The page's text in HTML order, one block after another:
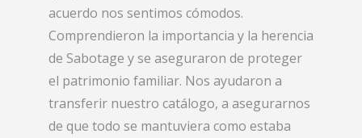
acuerdo nos sentimos cómodos.
Comprendieron la importancia y la herencia
de Sabotage y se aseguraron de proteger
el patrimonio familiar. Nos ayudaron a
transferir nuestro catálogo, a asegurarnos
de que todo se mantuviera como estaba